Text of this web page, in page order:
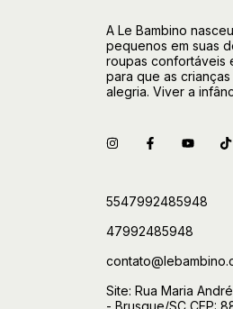
A Le Bambino
pequenos em suas
roupas confortáveis
para que as
alegria. Viver a
5547992485948
47992485948
Site: Rua Maria
- Brusque/SC CEP: